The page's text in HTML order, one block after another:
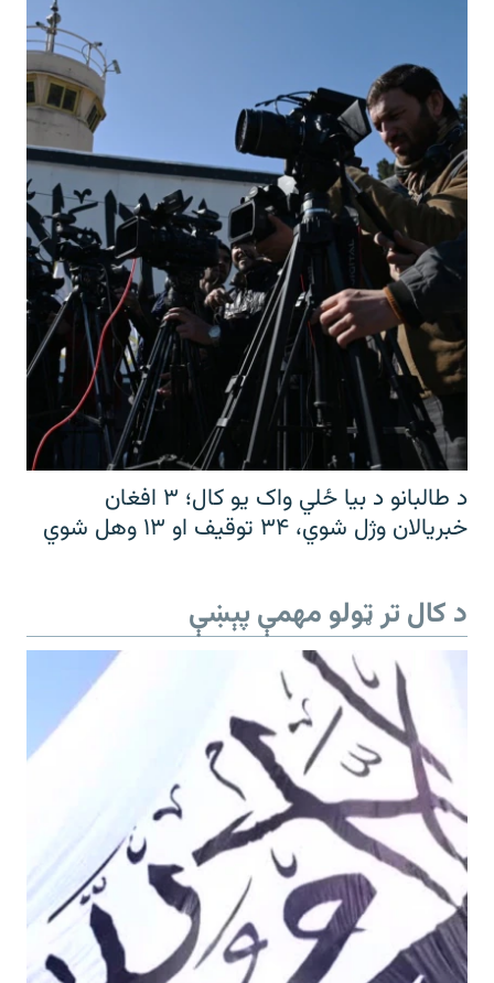
د طالبانو د بیا ځلي واک یو کال؛ ۳ افغان
خبریالان وژل شوي، ۳۴ توقیف او ۱۳ وهل شوي
د کال تر ټولو مهمې پېښې